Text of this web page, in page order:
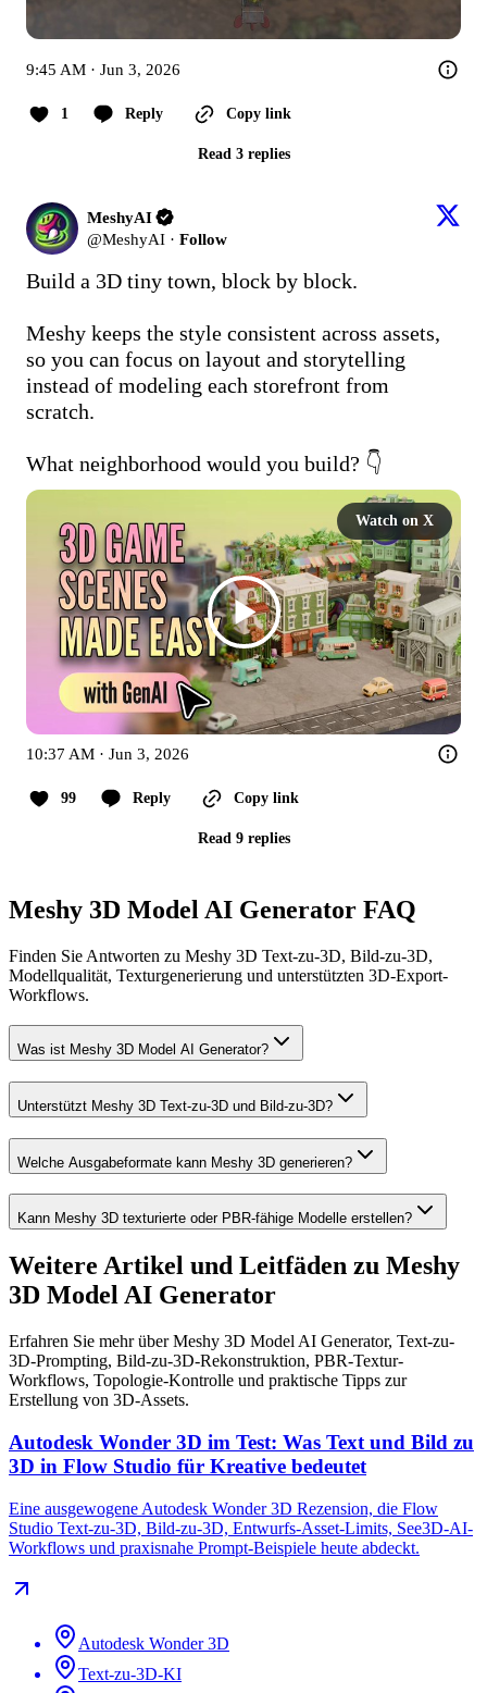
9:45 AM · Jun 3, 2026
1 Reply Copy link
Read 3 replies
MeshyAI
@MeshyAI · Follow
Build a 3D tiny town, block by block.
Meshy keeps the style consistent across assets,
so you can focus on layout and storytelling
instead of modeling each storefront from
scratch.
What neighborhood would you build? 👇
Watch on X
10:37 AM · Jun 3, 2026
99 Reply Copy link
Read 9 replies
Meshy 3D Model AI Generator FAQ
Finden Sie Antworten zu Meshy 3D Text-zu-3D, Bild-zu-3D,
Modellqualität, Texturgenerierung und unterstützten 3D-Export-
Workflows.
Was ist Meshy 3D Model AI Generator?
Unterstützt Meshy 3D Text-zu-3D und Bild-zu-3D?
Welche Ausgabeformate kann Meshy 3D generieren?
Kann Meshy 3D texturierte oder PBR-fähige Modelle erstellen?
Weitere Artikel und Leitfäden zu Meshy
3D Model AI Generator
Erfahren Sie mehr über Meshy 3D Model AI Generator, Text-zu-
3D-Prompting, Bild-zu-3D-Rekonstruktion, PBR-Textur-
Workflows, Topologie-Kontrolle und praktische Tipps zur
Erstellung von 3D-Assets.
Autodesk Wonder 3D im Test: Was Text und Bild zu
3D in Flow Studio für Kreative bedeutet
Eine ausgewogene Autodesk Wonder 3D Rezension, die Flow
Studio Text-zu-3D, Bild-zu-3D, Entwurfs-Asset-Limits, See3D-AI-
Workflows und praxisnahe Prompt-Beispiele heute abdeckt.
Autodesk Wonder 3D
Text-zu-3D-KI